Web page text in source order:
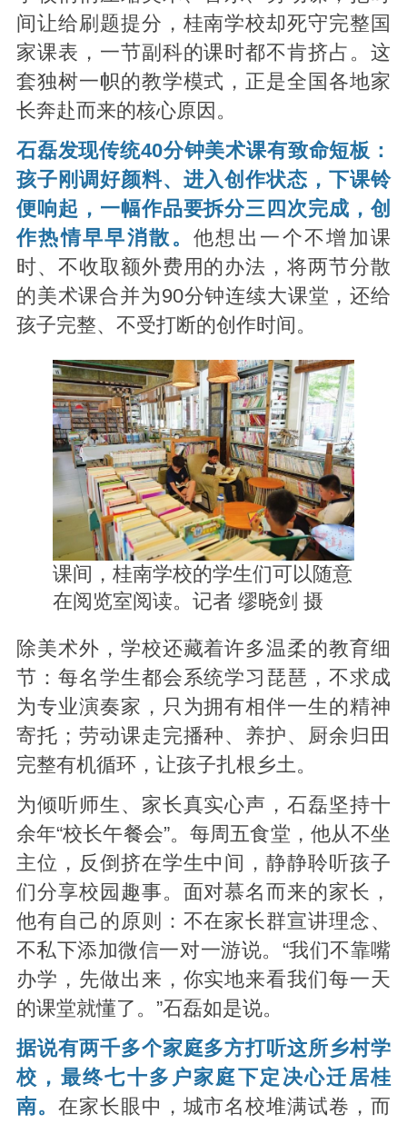
间让给刷题提分，桂南学校却死守完整国
家课表，一节副科的课时都不肯挤占。这
套独树一帜的教学模式，正是全国各地家
长奔赴而来的核心原因。
石磊发现传统40分钟美术课有致命短板：
孩子刚调好颜料、进入创作状态，下课铃
便响起，一幅作品要拆分三四次完成，创
作热情早早消散。 他想出一个不增加课
时、不收取额外费用的办法，将两节分散
的美术课合并为90分钟连续大课堂，还给
孩子完整、不受打断的创作时间。
课间，桂南学校的学生们可以随意
在阅览室阅读。记者 缪晓剑 摄
除美术外，学校还藏着许多温柔的教育细
节：每名学生都会系统学习琵琶，不求成
为专业演奏家，只为拥有相伴一生的精神
寄托；劳动课走完播种、养护、厨余归田
完整有机循环，让孩子扎根乡土。
为倾听师生、家长真实心声，石磊坚持十
余年“校长午餐会”。每周五食堂，他从不坐
主位，反倒挤在学生中间，静静聆听孩子
们分享校园趣事。面对慕名而来的家长，
他有自己的原则：不在家长群宣讲理念、
不私下添加微信一对一游说。“我们不靠嘴
办学，先做出来，你实地来看我们每一天
的课堂就懂了。”石磊如是说。
据说有两千多个家庭多方打听这所乡村学
校，最终七十多户家庭下定决心迁居桂
南。 在家长眼中，城市名校堆满试卷，而